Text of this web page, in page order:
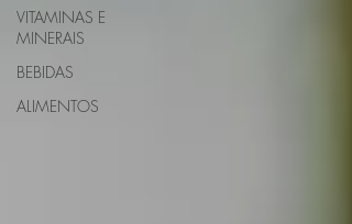
VITAMINAS E
MINERAIS
BEBIDAS
ALIMENTOS